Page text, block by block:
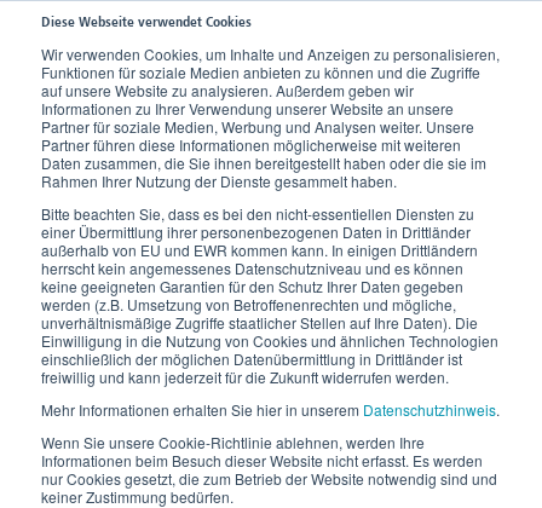
Diese Webseite verwendet Cookies
Wir verwenden Cookies, um Inhalte und Anzeigen zu personalisieren,
Funktionen für soziale Medien anbieten zu können und die Zugriffe
auf unsere Website zu analysieren. Außerdem geben wir
Informationen zu Ihrer Verwendung unserer Website an unsere
Partner für soziale Medien, Werbung und Analysen weiter. Unsere
Partner führen diese Informationen möglicherweise mit weiteren
Daten zusammen, die Sie ihnen bereitgestellt haben oder die sie im
Rahmen Ihrer Nutzung der Dienste gesammelt haben.
Bitte beachten Sie, dass es bei den nicht-essentiellen Diensten zu
einer Übermittlung ihrer personenbezogenen Daten in Drittländer
außerhalb von EU und EWR kommen kann. In einigen Drittländern
herrscht kein angemessenes Datenschutzniveau und es können
keine geeigneten Garantien für den Schutz Ihrer Daten gegeben
werden (z.B. Umsetzung von Betroffenenrechten und mögliche,
unverhältnismäßige Zugriffe staatlicher Stellen auf Ihre Daten). Die
Einwilligung in die Nutzung von Cookies und ähnlichen Technologien
einschließlich der möglichen Datenübermittlung in Drittländer ist
freiwillig und kann jederzeit für die Zukunft widerrufen werden.
Mehr Informationen erhalten Sie hier in unserem Datenschutzhinweis.
Wenn Sie unsere Cookie-Richtlinie ablehnen, werden Ihre
Informationen beim Besuch dieser Website nicht erfasst. Es werden
nur Cookies gesetzt, die zum Betrieb der Website notwendig sind und
keiner Zustimmung bedürfen.
Home Produkte Bandagen, Orthesen und Therapieschuhe
Knie
Dynamics Knielagerungsschiene 0°/20°